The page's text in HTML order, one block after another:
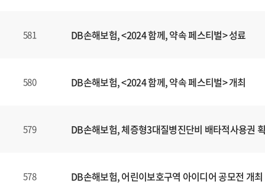
581 DB손해보험, <2024 함께, 약속 페스티벌> 성료
580 DB손해보험, <2024 함께, 약속 페스티벌> 개최
579 DB손해보험, 체증형3대질병진단비 배타적사용권
578 DB손해보험, 어린이보호구역 아이디어 공모전 개최